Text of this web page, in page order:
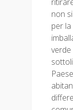
non
per
verde